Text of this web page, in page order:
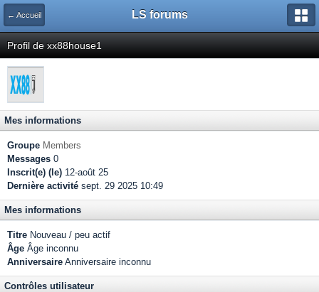
← Accueil LS forums
Profil de xx88house1
Mes informations
Groupe Members
Messages 0
Inscrit(e) (le) 12-août 25
Dernière activité sept. 29 2025 10:49
Mes informations
Titre Nouveau / peu actif
Âge Âge inconnu
Anniversaire Anniversaire inconnu
Contrôles utilisateur